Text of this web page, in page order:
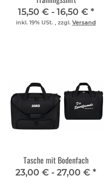
15,50 € - 16,50 € *
inkl. 19% USt. , zzgl. Versand
Tasche mit Bodenfach
23,00 € - 27,00 € *